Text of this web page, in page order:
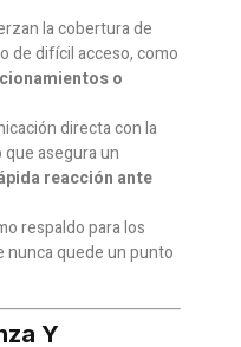
la cobertura de
de difícil acceso, como
o
directa con la
asegura un
reacción ante
respaldo para los
nunca quede un punto
Y